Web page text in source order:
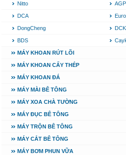
Nitto AGP
DCA
DongCheng DCK
BDS
MÁY KHOAN RÚT LÕI
MÁY KHOAN CẤY THÉP
MÁY KHOAN ĐÁ
MÁY MÀI BÊ TÔNG
MÁY XOA CHÀ TƯỜNG
MÁY ĐỤC BÊ TÔNG
MÁY TRỘN BÊ TÔNG
MÁY CẮT BÊ TÔNG
MÁY BƠM PHUN VỮA